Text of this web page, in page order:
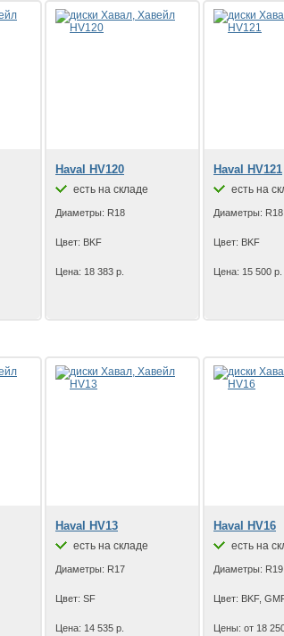
Haval HV120
есть на складе
Диаметры: R18
Цвет: BKF
Цена: 18 383 р.
Haval HV121
есть на
Диаметры: R18
Цвет: BKF
Цена: 15 500 р.
Haval HV13
есть на складе
Диаметры: R17
Цвет: SF
Цена: 14 535 р.
Haval HV16
есть на
Диаметры: R19
Цвет: BKF,
Цены: от 18